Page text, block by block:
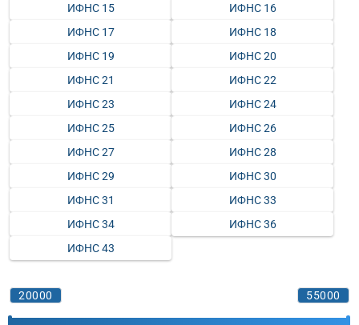
ИФНС 15
ИФНС 16
ИФНС 17
ИФНС 18
ИФНС 19
ИФНС 20
ИФНС 21
ИФНС 22
ИФНС 23
ИФНС 24
ИФНС 25
ИФНС 26
ИФНС 27
ИФНС 28
ИФНС 29
ИФНС 30
ИФНС 31
ИФНС 33
ИФНС 34
ИФНС 36
ИФНС 43